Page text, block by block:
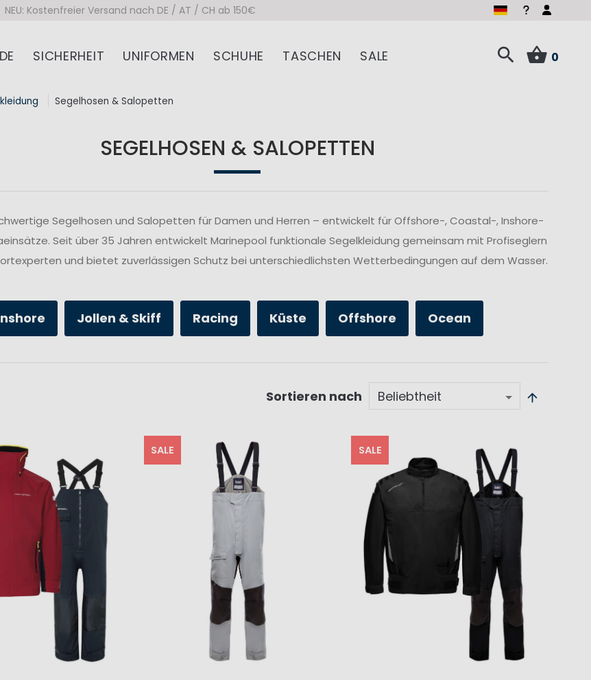
RÉGATES ROYALES
SICHERHEIT UNIFORMEN SCHUHE TASCHEN SALE 0
Segelhosen & Salopetten
SEGELHOSEN & SALOPETTEN
Segelhosen und Salopetten für Damen und Herren – entwickelt für Offshore-, Coastal-, Inshore-
Seit über 35 Jahren entwickelt Marinepool funktionale Segelkleidung gemeinsam mit Profiseglern
und bietet zuverlässigen Schutz bei unterschiedlichsten Wetterbedingungen auf dem Wasser.
Jollen & Skiff Racing Küste Offshore Ocean
Sortieren nach
SALE SALE